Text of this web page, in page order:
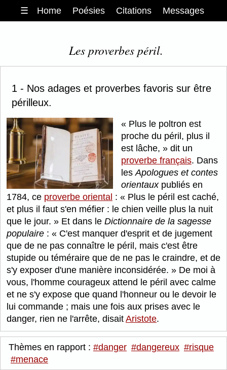
☰ Home Poésies Citations Messages
Les proverbes péril.
1 - Nos adages et proverbes favoris sur être
périlleux.
Plus le poltron est
proche du péril, plus il
est lâche,
dit un
proverbe français. Dans
lesApologues et contes
orientauxpubliés en
1784, ce proverbe oriental :
Plus le péril est caché,
et plus il faut s'en méfier : le chien veille plus la nuit
que le jour.
Et dans le Dictionnaire de la sagesse
populaire :
C'est manquer d'esprit et de jugement
que de ne pas connaître le péril, mais c'est être
stupide ou téméraire que de ne pas le craindre, et de
s'y exposer d'une manière inconsidérée.
De moi à
vous, l'homme courageux attend le péril avec calme
et ne s'y expose que quand l'honneur ou le devoir le
lui commande ; mais une fois aux prises avec le
danger, rien ne l'arrête, disait Aristote.
Thèmes en rapport : #danger #dangereux #risque
#menace